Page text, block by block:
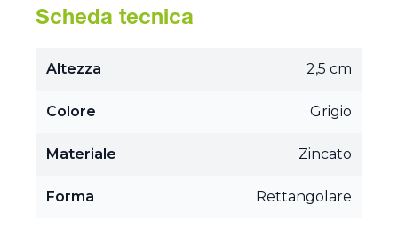
Scheda tecnica
Altezza 2,5 cm
Colore Grigio
Materiale Zincato
Forma Rettangolare